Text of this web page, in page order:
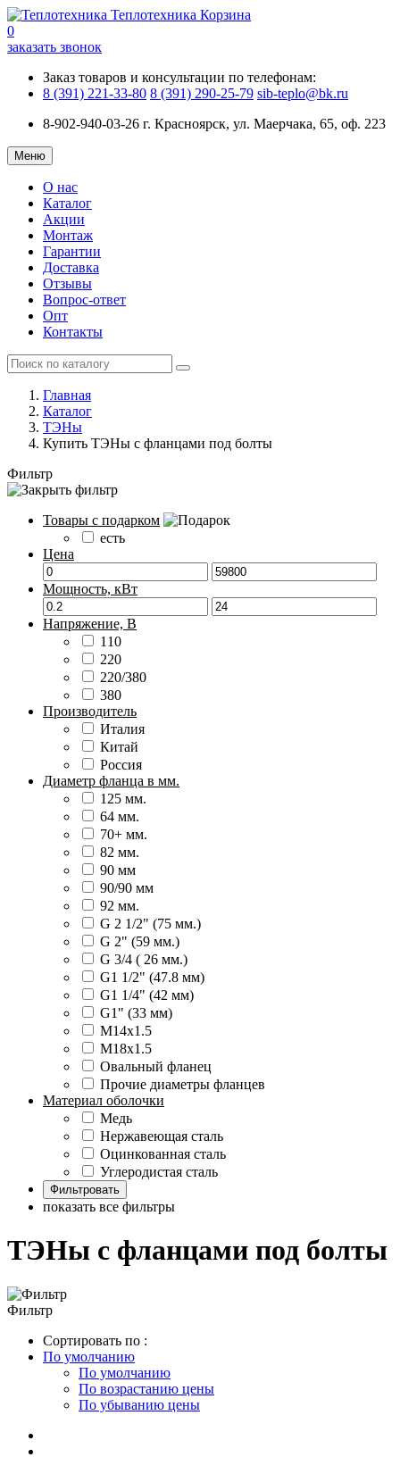
Теплотехника Корзина
0
заказать звонок
Заказ товаров и консультации по телефонам:
8 (391) 221-33-80 8 (391) 290-25-79 sib-teplo@bk.ru
8-902-940-03-26 г. Красноярск, ул. Маерчака, 65, оф. 223
Меню
О нас
Каталог
Акции
Монтаж
Гарантии
Доставка
Отзывы
Вопрос-ответ
Опт
Контакты
Главная
Каталог
ТЭНы
Купить ТЭНы с фланцами под болты
Фильтр
Товары с подарком
есть
Цена
Мощность, кВт
Напряжение, В
110
220
220/380
380
Производитель
Италия
Китай
Россия
Диаметр фланца в мм.
125 мм.
64 мм.
70+ мм.
82 мм.
90 мм
90/90 мм
92 мм.
G 2 1/2" (75 мм.)
G 2" (59 мм.)
G 3/4 ( 26 мм.)
G1 1/2" (47.8 мм)
G1 1/4" (42 мм)
G1" (33 мм)
М14х1.5
М18х1.5
Овальный фланец
Прочие диаметры фланцев
Материал оболочки
Медь
Нержавеющая сталь
Оцинкованная сталь
Углеродистая сталь
показать все фильтры
ТЭНы с фланцами под болты
Фильтр
Сортировать по :
По умолчанию
По умолчанию
По возрастанию цены
По убыванию цены